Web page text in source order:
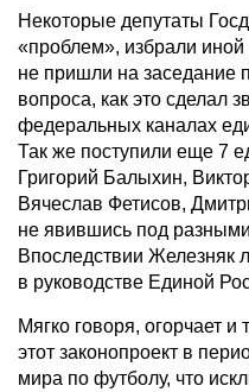
Некоторые депутаты
«проблем», избрали
не пришли на заседание
вопроса, как это сделал
федеральных каналах
Так же поступили еще 7
Григорий Балыхин,
Вячеслав Фетисов,
не явившись под
Впоследствии Железняк
в руководстве Единой
Мягко говоря, огорчает и
этот законопроект в
мира по футболу, что